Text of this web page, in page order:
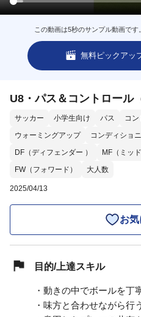
この動画は5秒のサンプル動画です
無料ピックアッ
U8・パス＆コントロール
サッカー 小学生向け パス コ
ウォーミングアップ
コンディショ
DF（ディフェンダー ）
MF（ミッ
FW（フォワード）
大人数
2025/04/13
お気
目的/上達スキル
・動きの中でボールを丁
・味方と合わせながら行